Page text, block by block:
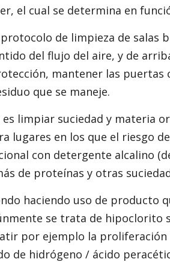
el cual se determina en
de limpieza de
del flujo del aire, y de
mantener las
que se maneje.
limpiar suciedad y materia
lugares en los que el riesgo
con detergente alcalino
de proteínas y otras
haciendo uso de producto
se trata de hipoclorito
por ejemplo la
de hidrógeno / ácido